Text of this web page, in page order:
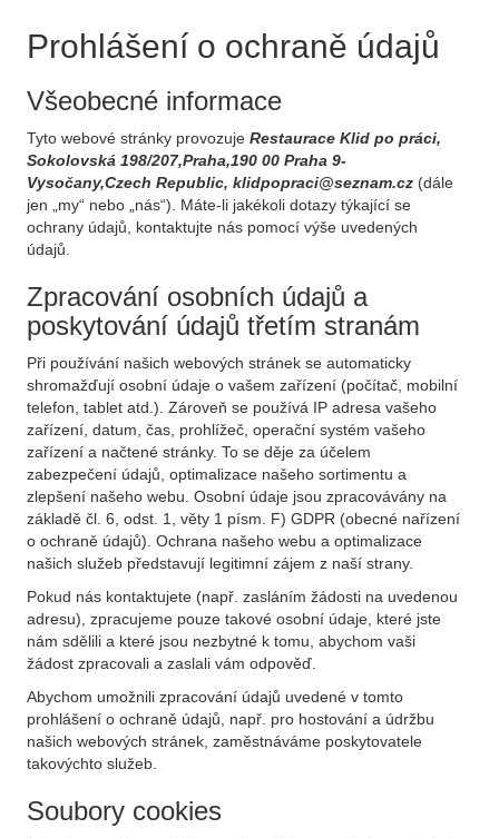
Prohlášení o ochraně údajů
Všeobecné informace
Tyto webové stránky provozuje Restaurace Klid po práci,
Sokolovská 198/207,Praha,190 00 Praha 9-
Vysočany,Czech Republic, klidpopraci@seznam.cz (dále
jen „my“ nebo „nás“). Máte-li jakékoli dotazy týkající se
ochrany údajů, kontaktujte nás pomocí výše uvedených
údajů.
Zpracování osobních údajů a
poskytování údajů třetím stranám
Při používání našich webových stránek se automaticky
shromažďují osobní údaje o vašem zařízení (počítač, mobilní
telefon, tablet atd.). Zároveň se používá IP adresa vašeho
zařízení, datum, čas, prohlížeč, operační systém vašeho
zařízení a načtené stránky. To se děje za účelem
zabezpečení údajů, optimalizace našeho sortimentu a
zlepšení našeho webu. Osobní údaje jsou zpracovávány na
základě čl. 6, odst. 1, věty 1 písm. F) GDPR (obecné nařízení
o ochraně údajů). Ochrana našeho webu a optimalizace
našich služeb představují legitimní zájem z naší strany.
Pokud nás kontaktujete (např. zasláním žádosti na uvedenou
adresu), zpracujeme pouze takové osobní údaje, které jste
nám sdělili a které jsou nezbytné k tomu, abychom vaši
žádost zpracovali a zaslali vám odpověď.
Abychom umožnili zpracování údajů uvedené v tomto
prohlášení o ochraně údajů, např. pro hostování a údržbu
našich webových stránek, zaměstnáváme poskytovatele
takovýchto služeb.
Soubory cookies